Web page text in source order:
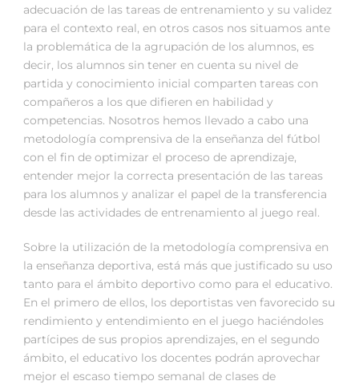
adecuación de las tareas de entrenamiento y su validez
para el contexto real, en otros casos nos situamos ante
la problemática de la agrupación de los alumnos, es
decir, los alumnos sin tener en cuenta su nivel de
partida y conocimiento inicial comparten tareas con
compañeros a los que difieren en habilidad y
competencias. Nosotros hemos llevado a cabo una
metodología comprensiva de la enseñanza del fútbol
con el fin de optimizar el proceso de aprendizaje,
entender mejor la correcta presentación de las tareas
para los alumnos y analizar el papel de la transferencia
desde las actividades de entrenamiento al juego real.
Sobre la utilización de la metodología comprensiva en
la enseñanza deportiva, está más que justificado su uso
tanto para el ámbito deportivo como para el educativo.
En el primero de ellos, los deportistas ven favorecido su
rendimiento y entendimiento en el juego haciéndoles
partícipes de sus propios aprendizajes, en el segundo
ámbito, el educativo los docentes podrán aprovechar
mejor el escaso tiempo semanal de clases de